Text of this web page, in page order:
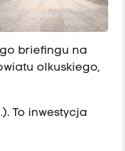
briefingu na
olkuskiego,
To inwestycja